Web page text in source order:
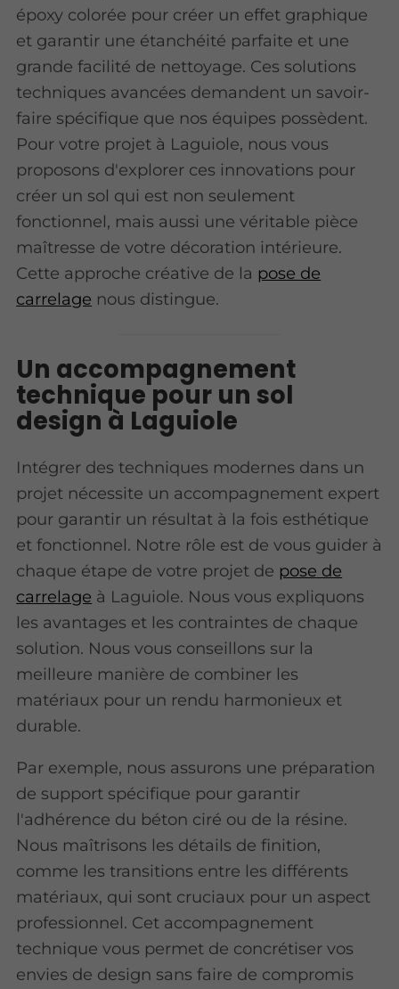
époxy colorée pour créer un effet graphique
et garantir une étanchéité parfaite et une
grande facilité de nettoyage. Ces solutions
techniques avancées demandent un savoir-
faire spécifique que nos équipes possèdent.
Pour votre projet à Laguiole, nous vous
proposons d'explorer ces innovations pour
créer un sol qui est non seulement
fonctionnel, mais aussi une véritable pièce
maîtresse de votre décoration intérieure.
Cette approche créative de la pose de
carrelage nous distingue.
Un accompagnement
technique pour un sol
design à Laguiole
Intégrer des techniques modernes dans un
projet nécessite un accompagnement expert
pour garantir un résultat à la fois esthétique
et fonctionnel. Notre rôle est de vous guider à
chaque étape de votre projet de pose de
carrelage à Laguiole. Nous vous expliquons
les avantages et les contraintes de chaque
solution. Nous vous conseillons sur la
meilleure manière de combiner les
matériaux pour un rendu harmonieux et
durable.
Par exemple, nous assurons une préparation
de support spécifique pour garantir
l'adhérence du béton ciré ou de la résine.
Nous maîtrisons les détails de finition,
comme les transitions entre les différents
matériaux, qui sont cruciaux pour un aspect
professionnel. Cet accompagnement
technique vous permet de concrétiser vos
envies de design sans faire de compromis